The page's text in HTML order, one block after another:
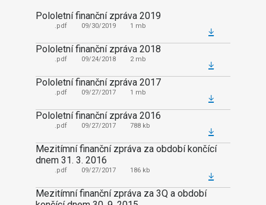
Pololetní finanční zpráva 2019
.pdf 09/30/2019 1 mb
Pololetní finanční zpráva 2018
.pdf 09/24/2018 2 mb
Pololetní finanční zpráva 2017
.pdf 09/27/2017 1 mb
Pololetní finanční zpráva 2016
.pdf 09/27/2017 788 kb
Mezitímní finanční zpráva za období končící
dnem 31. 3. 2016
.pdf 09/27/2017 186 kb
Mezitímní finanční zpráva za 3Q a období